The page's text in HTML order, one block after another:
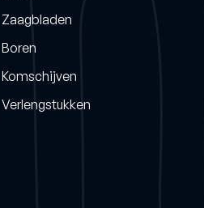
Zaagbladen
Boren
Komschijven
Verlengstukken